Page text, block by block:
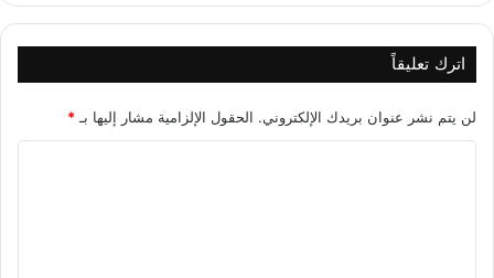
اترك تعليقاً
لن يتم نشر عنوان بريدك الإلكتروني. الحقول الإلزامية مشار إليها بـ *